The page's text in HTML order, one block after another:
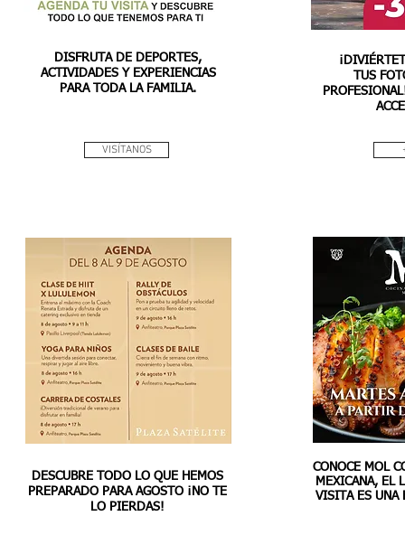
DISFRUTA DE DEPORTES,
ACTIVIDADES Y EXPERIENCIAS
PARA TODA LA FAMILIA.
VISÍTANOS
TUS
DESCUBRE TODO LO QUE HEMOS
PREPARADO PARA AGOSTO ¡NO TE
LO PIERDAS!
CONOCE MOL
MEXICANA, EL
VISITA ES UNA